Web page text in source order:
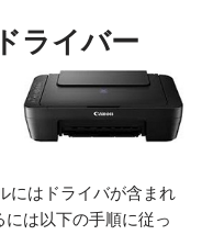
ライバー
にはドライバが含まれ
は以下の手順に従っ